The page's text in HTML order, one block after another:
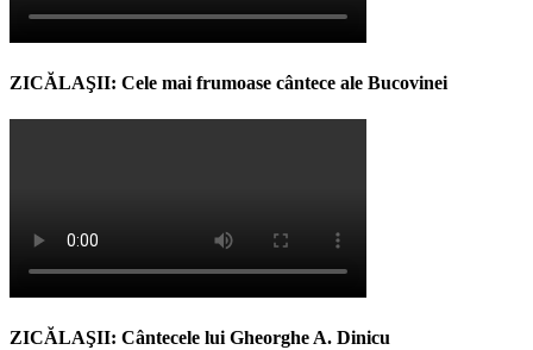
ZICĂLAŞII: Cele mai frumoase cântece ale Bucovinei
ZICĂLAŞII: Cântecele lui Gheorghe A. Dinicu